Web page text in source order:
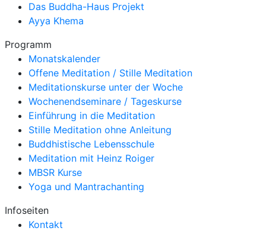
Das Buddha-Haus Projekt
Ayya Khema
Programm
Monatskalender
Offene Meditation / Stille Meditation
Meditationskurse unter der Woche
Wochenendseminare / Tageskurse
Einführung in die Meditation
Stille Meditation ohne Anleitung
Buddhistische Lebensschule
Meditation mit Heinz Roiger
MBSR Kurse
Yoga und Mantrachanting
Infoseiten
Kontakt